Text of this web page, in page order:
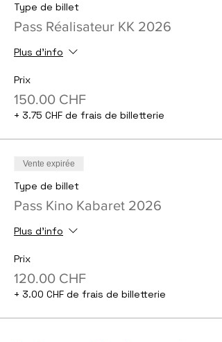
Type de billet
Pass Réalisateur KK 2026
Plus d'info
Prix
150.00 CHF
+ 3.75 CHF de frais de billetterie
Vente expirée
Type de billet
Pass Kino Kabaret 2026
Plus d'info
Prix
120.00 CHF
+ 3.00 CHF de frais de billetterie